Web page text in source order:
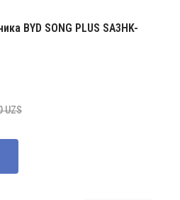
BYD SONG PLUS SA3HK-
UZS